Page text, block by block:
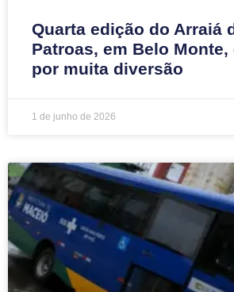
Quarta edição do Arraiá
Patroas, em Belo Monte,
por muita diversão
1 de junho de 2026